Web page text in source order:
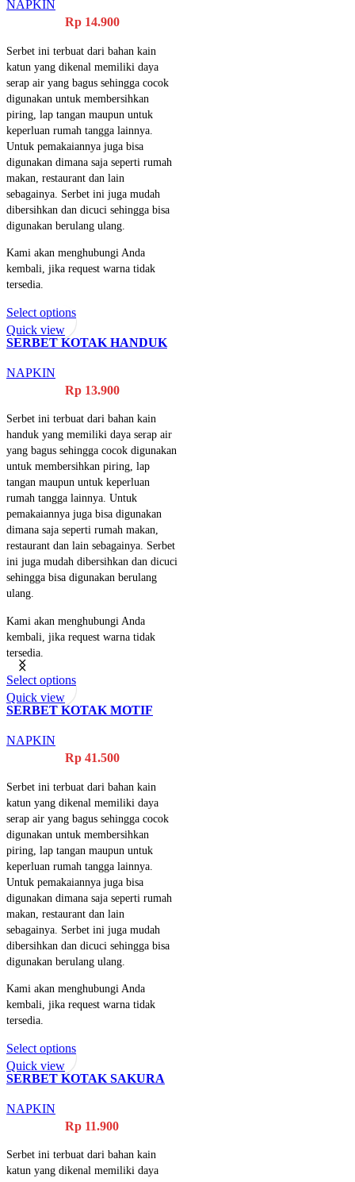
NAPKIN
Rp14.900
Serbet ini terbuat dari bahan kain
katun yang dikenal memiliki daya
serap air yang bagus sehingga cocok
digunakan untuk membersihkan
piring, lap tangan maupun untuk
keperluan rumah tangga lainnya.
Untuk pemakaiannya juga bisa
digunakan dimana saja seperti rumah
makan, restaurant dan lain
sebagainya. Serbet ini juga mudah
dibersihkan dan dicuci sehingga bisa
digunakan berulang ulang.
Kami akan menghubungi Anda
kembali, jika request warna tidak
tersedia.
Select options
Quick view
SERBET KOTAK HANDUK
NAPKIN
Rp13.900
Serbet ini terbuat dari bahan kain
handuk yang memiliki daya serap air
yang bagus sehingga cocok digunakan
untuk membersihkan piring, lap
tangan maupun untuk keperluan
rumah tangga lainnya. Untuk
pemakaiannya juga bisa digunakan
dimana saja seperti rumah makan,
restaurant dan lain sebagainya. Serbet
ini juga mudah dibersihkan dan dicuci
sehingga bisa digunakan berulang
ulang.
Kami akan menghubungi Anda
kembali, jika request warna tidak
tersedia.
Select options
Quick view
SERBET KOTAK MOTIF
NAPKIN
Rp41.500
Serbet ini terbuat dari bahan kain
katun yang dikenal memiliki daya
serap air yang bagus sehingga cocok
digunakan untuk membersihkan
piring, lap tangan maupun untuk
keperluan rumah tangga lainnya.
Untuk pemakaiannya juga bisa
digunakan dimana saja seperti rumah
makan, restaurant dan lain
sebagainya. Serbet ini juga mudah
dibersihkan dan dicuci sehingga bisa
digunakan berulang ulang.
Kami akan menghubungi Anda
kembali, jika request warna tidak
tersedia.
Select options
Quick view
SERBET KOTAK SAKURA
NAPKIN
Rp 11.900
Serbet ini terbuat dari bahan kain
katun yang dikenal memiliki daya